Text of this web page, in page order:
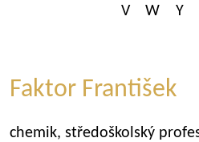
V
W Y
Faktor František
chemik, středoškolský